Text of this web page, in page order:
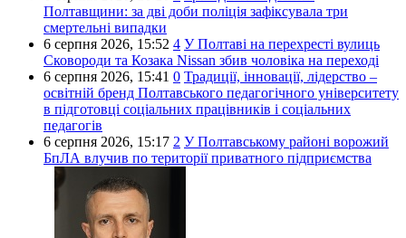
Полтавщини: за дві доби поліція зафіксувала три
смертельні випадки
6 серпня 2026, 15:52 4 У Полтаві на перехресті вулиць
Сковороди та Козака Nissan збив чоловіка на переході
6 серпня 2026, 15:41 0 Традиції, інновації, лідерство –
освітній бренд Полтавського педагогічного університету
в підготовці соціальних працівників і соціальних
педагогів
6 серпня 2026, 15:17 2 У Полтавському районі ворожий
БпЛА влучив по території приватного підприємства